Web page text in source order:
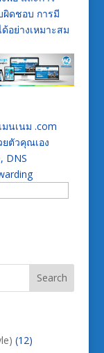
ดชอบ การมี
อย่างเหมาะสม
นเนม .com
ตัวคุณเอง
DNS
(12)